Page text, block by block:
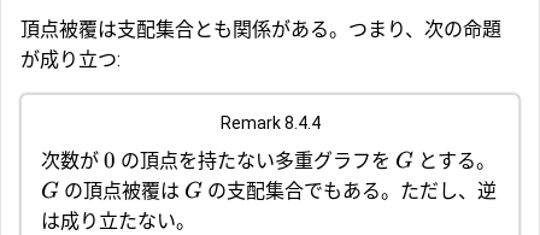
頂点被覆は支配集合とも関係がある。つまり、次の命題
が成り立つ:
Remark 8.4.4
次数が 0 の頂点を持たない多重グラフを G とする。
G の頂点被覆は G の支配集合でもある。ただし、逆
は成り立たない。